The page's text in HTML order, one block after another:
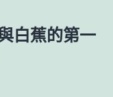
白蕉的第一